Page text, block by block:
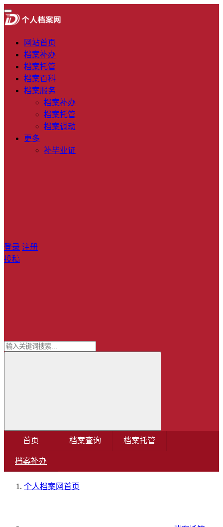
网站首页
档案补办
档案托管
档案百科
档案服务
档案补办
档案托管
档案调动
更多
补毕业证
登录 注册
投稿
首页 档案查询 档案托管
档案补办
个人档案网首页